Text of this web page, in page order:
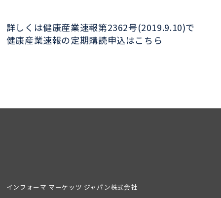
詳しくは健康産業速報第2362号(2019.9.10)で
健康産業速報の定期購読申込はこちら
インフォーマ マーケッツ ジャパン株式会社